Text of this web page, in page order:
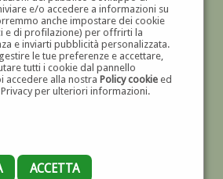
e/o accedere a informazioni su
anche impostare dei cookie
e di profilazione) per offrirti la
e inviarti pubblicità personalizzata.
le tue preferenze e accettare,
tutti i cookie dal pannello
accedere alla nostra Policy cookieed
per ulteriori informazioni.
ACCETTA
E SCULTURE '800 E '900